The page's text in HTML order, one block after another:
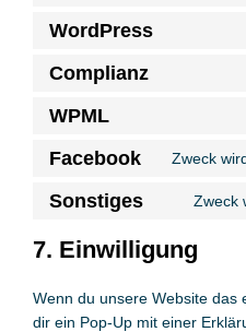
WordPress
Complianz
WPML
Facebook Zweck
Sonstiges Zweck
7. Einwilligung
Wenn du unsere Website das
dir ein Pop-Up mit einer